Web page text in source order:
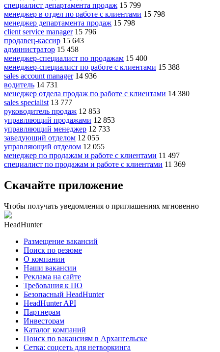
специалист департамента продаж 15 799
менеджер в отдел по работе с клиентами 15 798
менеджер департамента продаж 15 798
client service manager 15 796
продавец-кассир 15 643
администратор 15 458
менеджер-специалист по продажам 15 400
менеджер-специалист по работе с клиентами 15 388
sales account manager 14 936
водитель 14 731
менеджер отдела продаж по работе с клиентами 14 380
sales specialist 13 777
руководитель продаж 12 853
управляющий продажами 12 853
управляющий менеджер 12 733
заведующий отделом 12 055
управляющий отделом 12 055
менеджер по продажам и работе с клиентами 11 497
специалист по продажам и работе с клиентами 11 369
Скачайте приложение
Чтобы получать уведомления о приглашениях мгновенно
HeadHunter
Размещение вакансий
Поиск по резюме
О компании
Наши вакансии
Реклама на сайте
Требования к ПО
Безопасный HeadHunter
HeadHunter API
Партнерам
Инвесторам
Каталог компаний
Поиск по вакансиям в Архангельске
Сетка: соцсеть для нетворкинга